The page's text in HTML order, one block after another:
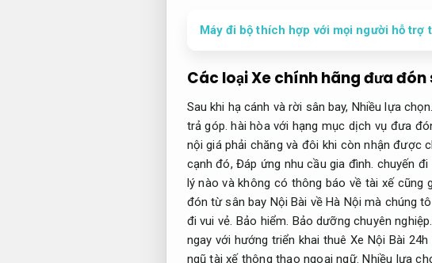
Máy đi bộ thích hợp với mọi người hỗ trợ
Các loại Xe chính hãng đưa đón
Sau khi hạ cánh và rời sân bay, Nhiều lựa chọn.
trả góp. hài hòa với hạng mục dịch vụ đưa
nội giá phải chăng và đôi khi còn nhận được
cạnh đó,Đáp ứng nhu cầu gia đình. chuyến
lý nào và không có thông báo về tài xế cũng
đón từ sân bay Nội Bài về Hà Nội mà chúng
đi vui vẻ. Bảo hiểm. Bảo dưỡng chuyên nghiệp.
ngay với hướng triển khai thuê Xe Nội Bài
ngũ tài xế thông thạo ngoại ngữ.Nhiều lựa